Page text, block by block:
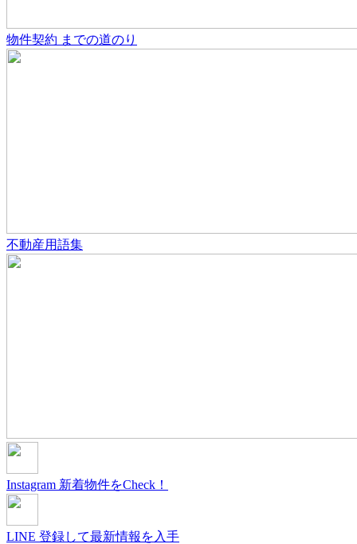
物件契約 までの道のり
不動産用語集
Instagram 新着物件をCheck！
LINE 登録して最新情報を入手